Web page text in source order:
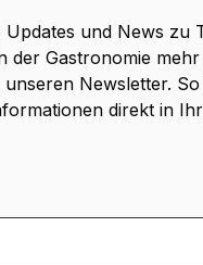
Updates und News zu
der Gastronomie
Newsletter.
direkt in